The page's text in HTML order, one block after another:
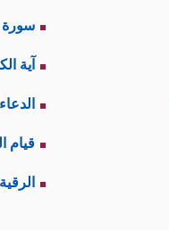
سورة
آية
قيام